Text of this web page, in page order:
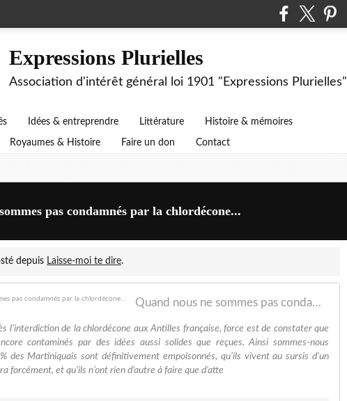
Expressions Plurielles
Association d'intérêt général loi 1901 "Expressions Plurielles"
Idées & entreprendre Littérature Histoire & mémoires
Royaumes & Histoire Faire un don Contact
pas condamnés par la chlordécone...
depuis Laisse-moi te dire.
Quand nous ne sommes pas condamnés par la chlordécone...
l’interdiction de la chlordécone aux Antilles française, force est de constater que
contaminés par des idées aussi solides que reçues. Ainsi sommes-nous
des Martiniquais sont définitivement empoisonnés, qu’ils vivent au sursis d’un
forcément, et qu’ils n’ont rien d’autre à faire que d’atte